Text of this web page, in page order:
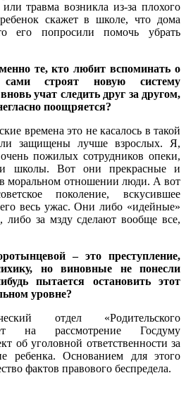
травма возникла из-за плохого
скажет в школе, что дома
его попросили помочь убрать
те, кто любит вспоминать о
сами строят новую систему
учат следить друг за другом,
поощряется?
времена это не касалось в такой
защищены лучше взрослых. Я,
пожилых сотрудников опеки,
и школы. Вот они прекрасные и
моральном отношении люди. А вот
поколение, вскусившее
весь ужас. Они либо «идейные»
либо за мзду сделают вообще все,
– это преступление,
но виновные не понесли
пытается остановить этот
уровне?
отдел «Родительского
на рассмотрение Госдуму
об уголовной ответственности за
ребенка. Основанием для этого
фактов правового беспредела.